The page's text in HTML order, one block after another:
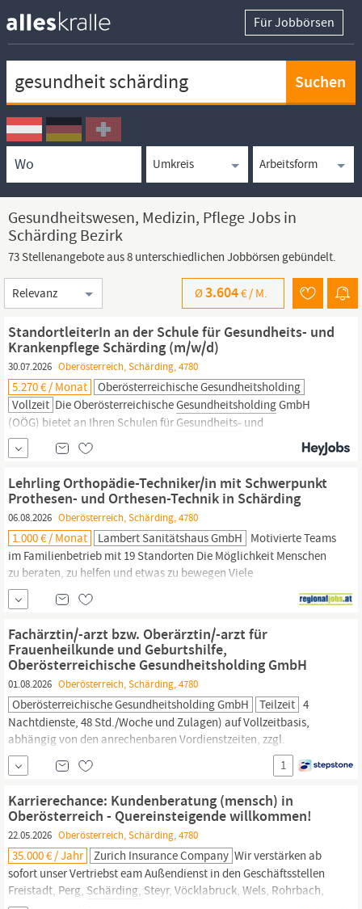
Für Jobbörsen
Ortssuche
Umkreissuche
Arbeitsform
Gesundheitswesen, Medizin, Pflege Jobs in
Schärding Bezirk
73 Stellenangebote aus 8 unterschiedlichen Jobbörsen gebündelt.
Sortierung
Ø3.604€ / M.
StandortleiterIn an der Schule für Gesundheits- und
Krankenpflege Schärding (m/w/d)
30.07.2026 Oberösterreich, Schärding, 4780
5.270 € / Monat
Oberösterreichische Gesundheitsholding
Vollzeit Die OberösterreichischeGesundheitsholdingGmbH
(OÖG) bietet an Ihren Schulen für Gesundheits- und
Krankenpflege vielfältige Ausbildungen im
und
Sozialbereich an. Die vier Schulverbünde (Salzkammergut-
Klinikum, Pyhrn-Eisenwurzen Klinikum, Mühlviertel-Innviertel,
Kepler Uniklinikum Linz) betreiben neun...
Lehrling Orthopädie-Techniker/in mit Schwerpunkt
Prothesen- und Orthesen-Technik in Schärding
06.08.2026 Oberösterreich, Schärding, 4780
1.000 € / Monat Lambert Sanitätshaus GmbH Motivierte Teams
im Familienbetrieb mit 19 Standorten Die Möglichkeit Menschen
zu beraten, zu helfen und etwas zu bewegen Viele
Weiterbildungsmöglichkeiten und Aufstiegschancen
Abwechslungsreiche Aufgabengebiete Interessante, vielfältige
Einblicke in den medizinischen Fachbereich Gute Arbeitszeiten
(Samstags frei) Weitere Angaben STANDORT: 4780Schärding,
Passauer Str. 41 –...
Fachärztin/-arzt bzw. Oberärztin/-arzt für
Frauenheilkunde und Geburtshilfe,
Oberösterreichische Gesundheitsholding GmbH
01.08.2026 Oberösterreich, Schärding, 4780
Oberösterreichische Gesundheitsholding GmbH Teilzeit 4
Nachtdienste, 48 Std./Woche und Zulagen) auf Vollzeitbasis,
abhängig von den anrechenbaren Vordienstzeiten, zzgl.
Sondergebühren Eintrittsdatum: nach Vereinbarung Information
zum Unternehmen Das Klinikum
steht seit über 170
ist „menschlich, motiviert, modern“.
1
Karrierechance: Kundenberatung (mensch) in
Oberösterreich - Quereinsteigende willkommen!
22.05.2026 Oberösterreich, Schärding, 4780
35.000 € / Jahr Zurich Insurance Company Wir verstärken ab
sofort unser Vertriebst eam Außendienst in den Geschäftsstellen
Freistadt, Perg, Schärding, Steyr, Vöcklabruck, Wels, Rohrbach,